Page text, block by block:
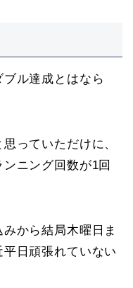
ル達成とはなら
っていただけに、
ニング回数が1回
から結局木曜日ま
日頑張れていない